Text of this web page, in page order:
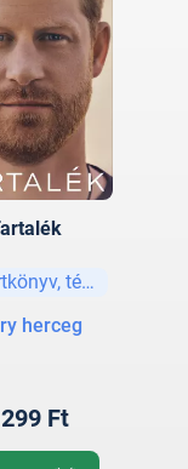
tényirodalom
herceg
Ft